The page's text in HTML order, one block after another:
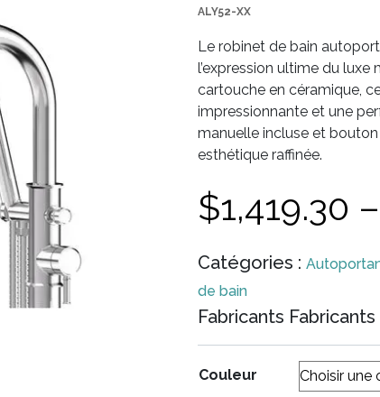
ALY52-XX
Le robinet de bain
l’expression ultime du
cartouche en céramique,
impressionnante et une
manuelle incluse et
esthétique raffinée.
$1,419.30
Catégories :
de bain
Fabricants
Couleur